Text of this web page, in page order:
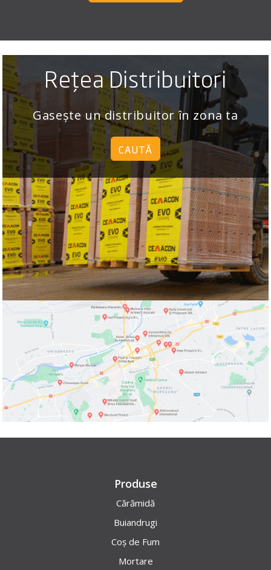
Rețea Distribuitori
Gasește un distribuitor în zona ta
CAUTĂ
Produse
Cărămidă
Buiandrugi
Coș de Fum
Mortare